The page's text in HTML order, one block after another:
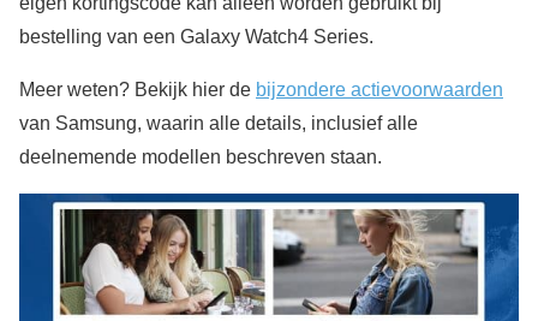
bestelling van een Galaxy Watch4 Series.
Meer weten? Bekijk hier de bijzondere actievoorwaarden
van Samsung, waarin alle details, inclusief alle
deelnemende modellen beschreven staan.